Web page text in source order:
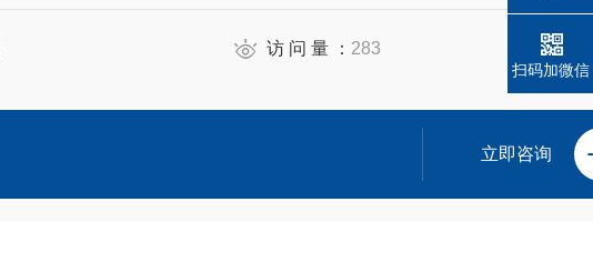
访 问 量 ： 283
立即咨询
扫码加微信